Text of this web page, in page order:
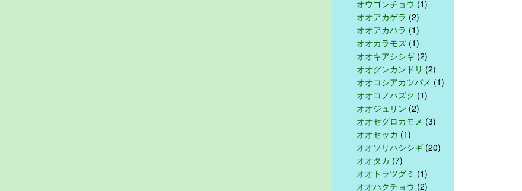
オウゴンチョウ (1)
オオアカゲラ (2)
オオアカハラ (1)
オオカラモズ (1)
オオキアシシギ (2)
オオグンカンドリ (2)
オオコシアカツバメ (1)
オオコノハズク (1)
オオジュリン (2)
オオセグロカモメ (3)
オオセッカ (1)
オオソリハシシギ (20)
オオタカ (7)
オオトラツグミ (1)
オオハクチョウ (2)